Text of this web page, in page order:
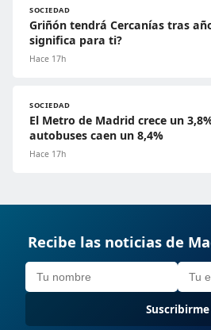
SOCIEDAD
Griñón tendrá Cercanías tras
significa para ti?
Hace 17h
SOCIEDAD
El Metro de Madrid crece un
autobuses caen un 8,4%
Hace 17h
Recibe las noticias de
Suscribirme